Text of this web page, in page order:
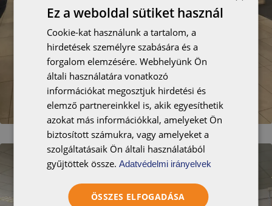
Ez a weboldal sütiket használ
Cookie-kat használunk a tartalom, a
hirdetések személyre szabására és a
forgalom elemzésére. Webhelyünk Ön
általi használatára vonatkozó
információkat megosztjuk hirdetési és
elemző partnereinkkel is, akik egyesíthetik
azokat más információkkal, amelyeket Ön
biztosított számukra, vagy amelyeket a
szolgáltatásaik Ön általi használatából
gyűjtöttek össze.Adatvédelmi irányelvek
ÖSSZES ELFOGADÁSA